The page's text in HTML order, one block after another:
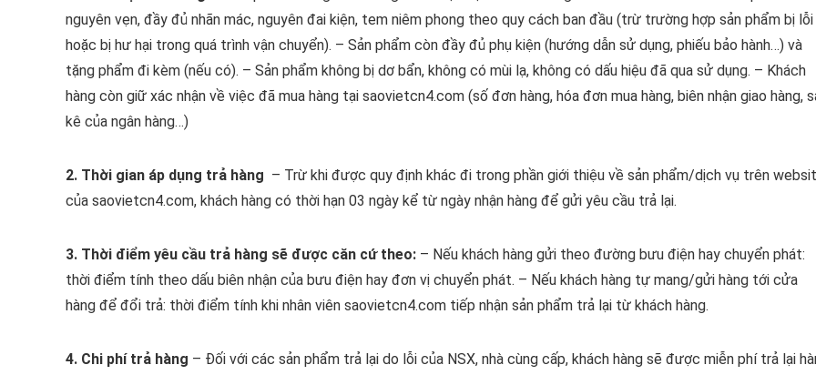
nguyên vẹn, đầy đủ nhãn mác, nguyên đai kiện, tem niêm phong theo quy cách ban đầu (trừ trường hợp sản phẩm bị lỗi
hoặc bị hư hại trong quá trình vận chuyển). – Sản phẩm còn đầy đủ phụ kiện (hướng dẫn sử dụng, phiếu bảo hành…) và
tặng phẩm đi kèm (nếu có). – Sản phẩm không bị dơ bẩn, không có mùi lạ, không có dấu hiệu đã qua sử dụng. – Khách
hàng còn giữ xác nhận về việc đã mua hàng tại saovietcn4.com (số đơn hàng, hóa đơn mua hàng, biên nhận giao hàng,
kê của ngân hàng…)
2. Thời gian áp dụng trả hàng – Trừ khi được quy định khác đi trong phần giới thiệu về sản phẩm/dịch vụ trên
của saovietcn4.com, khách hàng có thời hạn 03 ngày kể từ ngày nhận hàng để gửi yêu cầu trả lại.
3. Thời điểm yêu cầu trả hàng sẽ được căn cứ theo: – Nếu khách hàng gửi theo đường bưu điện hay chuyển phát:
thời điểm tính theo dấu biên nhận của bưu điện hay đơn vị chuyển phát. – Nếu khách hàng tự mang/gửi hàng tới cửa
hàng để đổi trả: thời điểm tính khi nhân viên saovietcn4.com tiếp nhận sản phẩm trả lại từ khách hàng.
4. Chi phí trả hàng – Đối với các sản phẩm trả lại do lỗi của NSX, nhà cùng cấp, khách hàng sẽ được miễn phí trả lại